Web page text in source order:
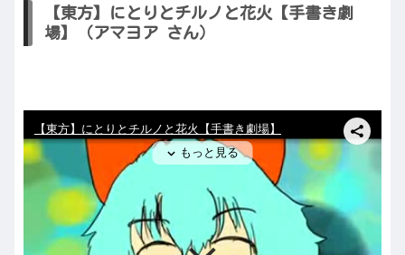
【東方】にとりとチルノと花火【手書き劇
場】（アマヨア さん）